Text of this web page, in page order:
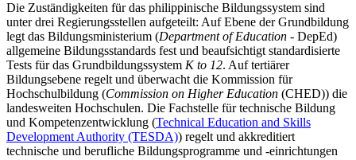
Die Zuständigkeiten für das philippinische Bildungssystem sind
unter drei Regierungsstellen aufgeteilt: Auf Ebene der Grundbildung
legt das Bildungsministerium (Department of Education - DepEd)
allgemeine Bildungsstandards fest und beaufsichtigt standardisierte
Tests für das Grundbildungssystem K to 12. Auf tertiärer
Bildungsebene regelt und überwacht die Kommission für
Hochschulbildung (Commission on Higher Education (CHED)) die
landesweiten Hochschulen. Die Fachstelle für technische Bildung
und Kompetenzentwicklung (Technical Education and Skills
Development Authority (TESDA)) regelt und akkreditiert
technische und berufliche Bildungsprogramme und -einrichtungen